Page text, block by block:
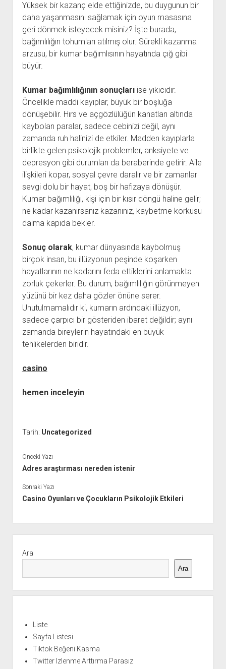
Yüksek bir kazanç elde ettiğinizde, bu duygunun bir
daha yaşanmasını sağlamak için oyun masasına
geri dönmek isteyecek misiniz? İşte burada,
bağımlılığın tohumları atılmış olur. Sürekli kazanma
arzusu, bir kumar bağımlısının hayatında çığ gibi
büyür.
Kumar bağımlılığının sonuçlarıise yıkıcıdır.
Öncelikle maddi kayıplar, büyük bir boşluğa
dönüşebilir. Hırs ve açgözlülüğün kanatları altında
kaybolan paralar, sadece cebinizi değil, aynı
zamanda ruh halinizi de etkiler. Madden kayıplarla
birlikte gelen psikolojik problemler, anksiyete ve
depresyon gibi durumları da beraberinde getirir. Aile
ilişkileri kopar, sosyal çevre daralır ve bir zamanlar
sevgi dolu bir hayat, boş bir hafızaya dönüşür.
Kumar bağımlılığı, kişi için bir kısır döngü haline gelir;
ne kadar kazanırsanız kazanınız, kaybetme korkusu
daima kapıda bekler.
Sonuç olarak, kumar dünyasında kaybolmuş
birçok insan, bu illüzyonun peşinde koşarken
hayatlarının ne kadarını feda ettiklerini anlamakta
zorluk çekerler. Bu durum, bağımlılığın görünmeyen
yüzünü bir kez daha gözler önüne serer.
Unutulmamalıdır ki, kumarın ardındaki illüzyon,
sadece çarpıcı bir gösteriden ibaret değildir; aynı
zamanda bireylerin hayatındaki en büyük
tehlikelerden biridir.
casino
hemen inceleyin
Tarih: Uncategorized
Önceki Yazı
Adres araştırması nereden istenir
Sonraki Yazı
Casino Oyunları ve Çocukların Psikolojik Etkileri
Menü
Ara
Ara
Liste
Sayfa Listesi
Tiktok Beğeni Kasma
Twitter Izlenme Arttırma Parasız